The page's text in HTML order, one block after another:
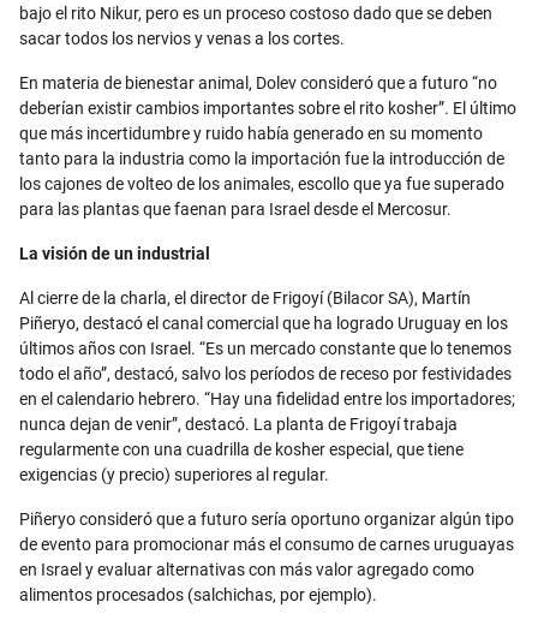
bajo el rito Nikur, pero es un proceso costoso dado que se deben
sacar todos los nervios y venas a los cortes.
En materia de bienestar animal, Dolev consideró que a futuro “no
deberían existir cambios importantes sobre el rito kosher”. El último
que más incertidumbre y ruido había generado en su momento
tanto para la industria como la importación fue la introducción de
los cajones de volteo de los animales, escollo que ya fue superado
para las plantas que faenan para Israel desde el Mercosur.
La visión de un industrial
Al cierre de la charla, el director de Frigoyí (Bilacor SA), Martín
Piñeryo, destacó el canal comercial que ha logrado Uruguay en los
últimos años con Israel. “Es un mercado constante que lo tenemos
todo el año”, destacó, salvo los períodos de receso por festividades
en el calendario hebrero. “Hay una fidelidad entre los importadores;
nunca dejan de venir”, destacó. La planta de Frigoyí trabaja
regularmente con una cuadrilla de kosher especial, que tiene
exigencias (y precio) superiores al regular.
Piñeryo consideró que a futuro sería oportuno organizar algún tipo
de evento para promocionar más el consumo de carnes uruguayas
en Israel y evaluar alternativas con más valor agregado como
alimentos procesados (salchichas, por ejemplo).